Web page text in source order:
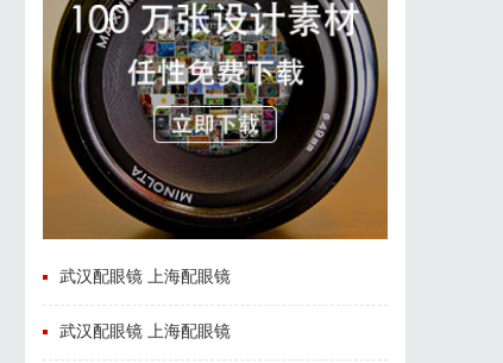
武汉配眼镜 上海配眼镜
武汉配眼镜 上海配眼镜